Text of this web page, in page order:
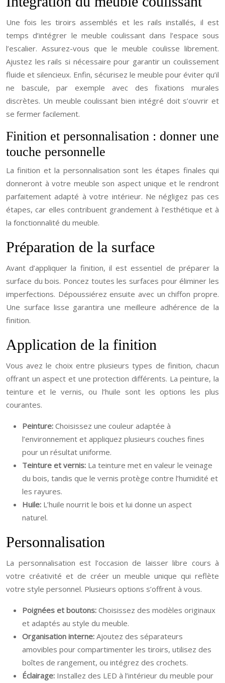
Une fois les tiroirs assemblés et les rails installés, il est
temps d’intégrer le meuble coulissant dans l’espace sous
l’escalier. Assurez-vous que le meuble coulisse librement.
Ajustez les rails si nécessaire pour garantir un coulissement
fluide et silencieux. Enfin, sécurisez le meuble pour éviter qu’il
ne bascule, par exemple avec des fixations murales
discrètes. Un meuble coulissant bien intégré doit s’ouvrir et
se fermer facilement.
Finition et personnalisation : donner une
touche personnelle
La finition et la personnalisation sont les étapes finales qui
donneront à votre meuble son aspect unique et le rendront
parfaitement adapté à votre intérieur. Ne négligez pas ces
étapes, car elles contribuent grandement à l’esthétique et à
la fonctionnalité du meuble.
Préparation de la surface
Avant d’appliquer la finition, il est essentiel de préparer la
surface du bois. Poncez toutes les surfaces pour éliminer les
imperfections. Dépoussiérez ensuite avec un chiffon propre.
Une surface lisse garantira une meilleure adhérence de la
finition.
Application de la finition
Vous avez le choix entre plusieurs types de finition, chacun
offrant un aspect et une protection différents. La peinture, la
teinture et le vernis, ou l’huile sont les options les plus
courantes.
Peinture: Choisissez une couleur adaptée à
l’environnement et appliquez plusieurs couches fines
pour un résultat uniforme.
Teinture et vernis: La teinture met en valeur le veinage
du bois, tandis que le vernis protège contre l’humidité et
les rayures.
Huile: L’huile nourrit le bois et lui donne un aspect
naturel.
Personnalisation
La personnalisation est l’occasion de laisser libre cours à
votre créativité et de créer un meuble unique qui reflète
votre style personnel. Plusieurs options s’offrent à vous.
Poignées et boutons: Choisissez des modèles originaux
et adaptés au style du meuble.
Organisation interne: Ajoutez des séparateurs
amovibles pour compartimenter les tiroirs, utilisez des
boîtes de rangement, ou intégrez des crochets.
Éclairage: Installez des LED à l’intérieur du meuble pour